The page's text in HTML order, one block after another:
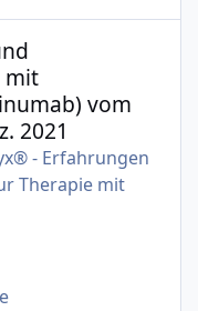
mit
mit
vom
2021
- Erfahrungen
Therapie mit